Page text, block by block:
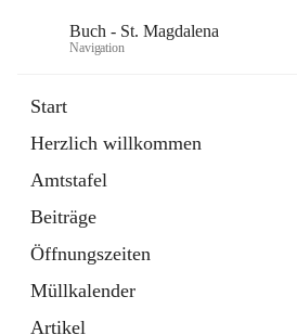
Buch - St. Magdalena
Navigation
Start
Herzlich willkommen
Amtstafel
Beiträge
Öffnungszeiten
Müllkalender
Artikel